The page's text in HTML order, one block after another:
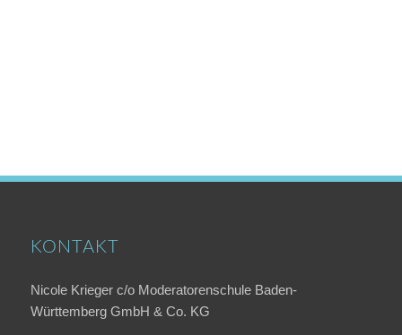
KONTAKT
Nicole Krieger c/o Moderatorenschule Baden-
Württemberg GmbH & Co. KG